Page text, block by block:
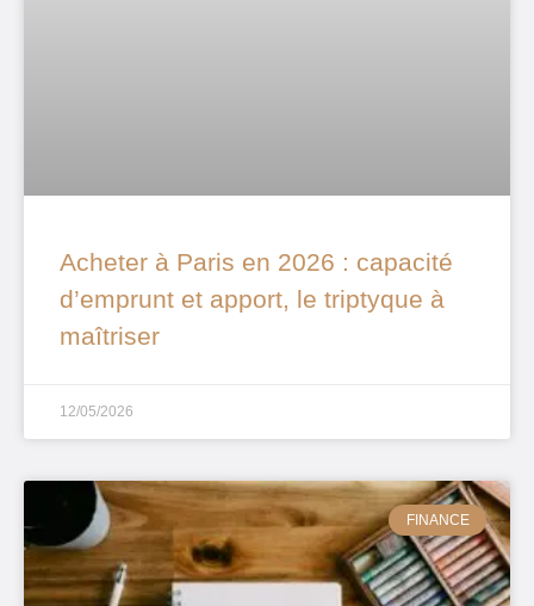
Acheter à Paris en 2026 : capacité
d’emprunt et apport, le triptyque à
maîtriser
12/05/2026
FINANCE